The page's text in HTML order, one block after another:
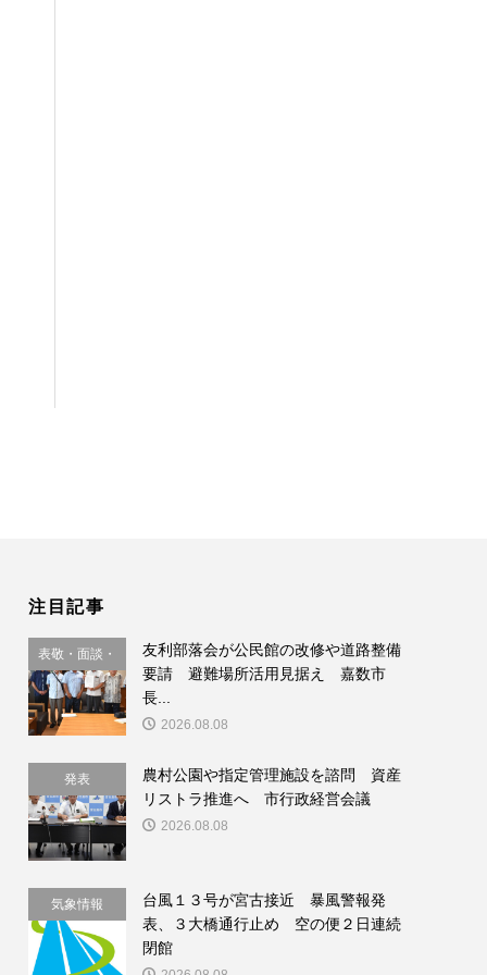
注目記事
表敬・面談・
要請
友利部落会が公民館の改修や道路整備
要請 避難場所活用見据え 嘉数市
長...
2026.08.08
発表
農村公園や指定管理施設を諮問 資産
リストラ推進へ 市行政経営会議
2026.08.08
気象情報
台風１３号が宮古接近 暴風警報発
表、３大橋通行止め 空の便２日連続
閉館